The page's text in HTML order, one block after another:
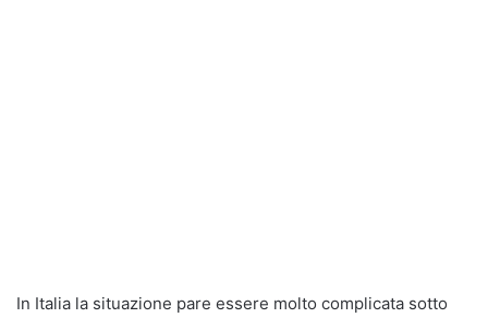
In Italia la situazione pare essere molto complicata sotto